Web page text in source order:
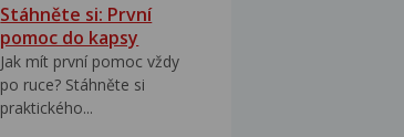
Stáhněte si: První
pomoc do kapsy
Jak mít první pomoc vždy
po ruce? Stáhněte si
praktického...